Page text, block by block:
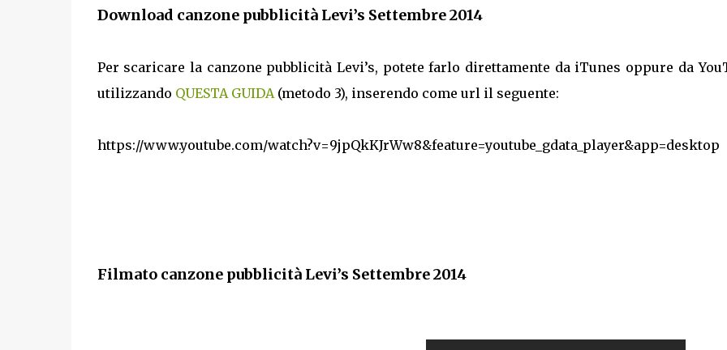
Download canzone pubblicità Levi’s Settembre 2014
Per scaricare la canzone pubblicità Levi’s, potete farlo direttamente da iTunes oppure da
utilizzando QUESTA GUIDA (metodo 3), inserendo come url il seguente:
https://www.youtube.com/watch?v=9jpQkKJrWw8&feature=youtube_gdata_player&app=desktop
Filmato canzone pubblicità Levi’s Settembre 2014